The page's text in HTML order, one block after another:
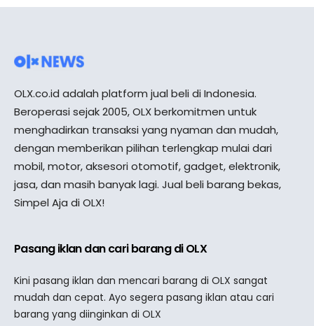
OLX.co.id adalah platform jual beli di Indonesia.
Beroperasi sejak 2005, OLX berkomitmen untuk
menghadirkan transaksi yang nyaman dan mudah,
dengan memberikan pilihan terlengkap mulai dari
mobil, motor, aksesori otomotif, gadget, elektronik,
jasa, dan masih banyak lagi. Jual beli barang bekas,
Simpel Aja di OLX!
Pasang iklan dan cari barang di OLX
Kini pasang iklan dan mencari barang di OLX sangat
mudah dan cepat. Ayo segera pasang iklan atau cari
barang yang diinginkan di OLX